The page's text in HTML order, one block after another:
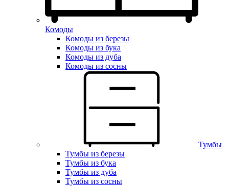
Комоды
Комоды из березы
Комоды из бука
Комоды из дуба
Комоды из сосны
Тумбы
Тумбы из березы
Тумбы из бука
Тумбы из дуба
Тумбы из сосны